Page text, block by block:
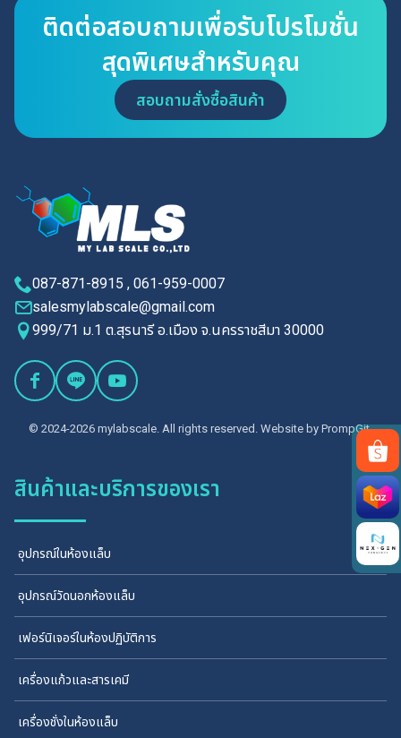
Search
ติดต่อสอบถามเพื่อรับโปรโมชั่น
สุดพิเศษสำหรับคุณ
สอบถามสั่งซื้อสินค้า
087-871-8915 , 061-959-0007
salesmylabscale@gmail.com
999/71 ม.1 ต.สุรนารี อ.เมือง จ.นครราชสีมา 30000
© 2024-2026 mylabscale. All rights reserved. Website by PrompGit.
สินค้าและบริการของเรา
อุปกรณ์ในห้องแล็บ
อุปกรณ์วัดนอกห้องแล็บ
เฟอร์นิเจอร์ในห้องปฏิบัติการ
เครื่องแก้วและสารเคมี
เครื่องชั่งในห้องแล็บ